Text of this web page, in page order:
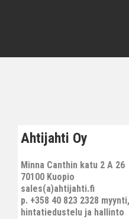
Ahtijahti Oy
Minna Canthin katu 2 A 26
70100 Kuopio
sales(a)ahtijahti.fi
p. +358 40 823 2328
hintatiedustelu ja hallinto